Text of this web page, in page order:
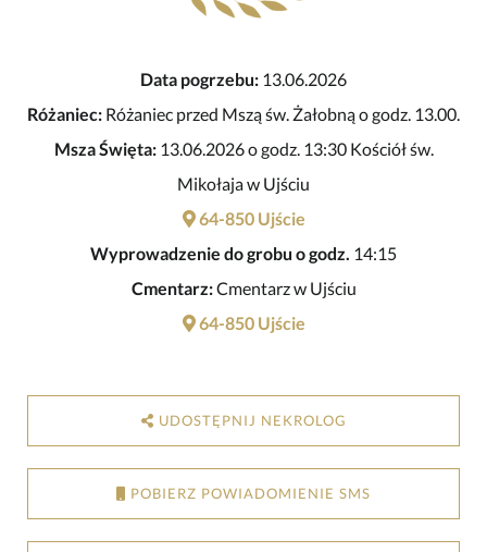
Data pogrzebu: 13.06.2026
Różaniec: Różaniec przed Mszą św. Żałobną o godz. 13.00.
Msza Święta:13.06.2026 o godz. 13:30 Kościół św.
Mikołaja w Ujściu
64-850 Ujście
Wyprowadzenie do grobu o godz. 14:15
Cmentarz:Cmentarz w Ujściu
64-850 Ujście
UDOSTĘPNIJ NEKROLOG
POBIERZ POWIADOMIENIE SMS